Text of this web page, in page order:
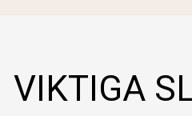
VIKTIGA